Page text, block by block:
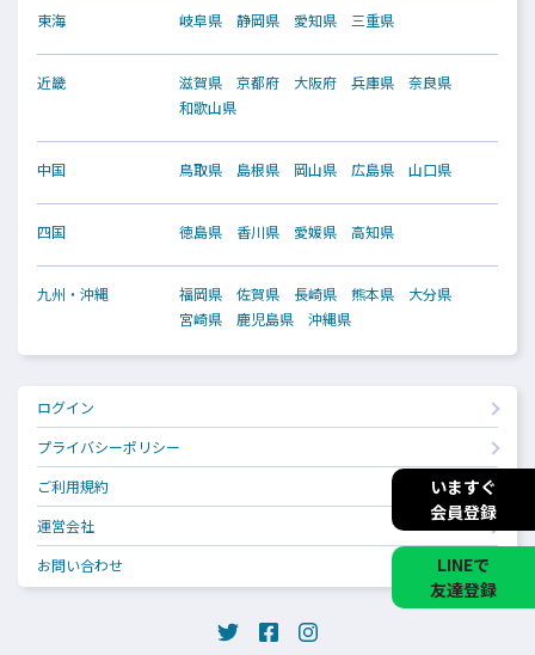
いますぐ
会員登録
LINEで
友達登録
東海 岐阜県 静岡県 愛知県 三重県
近畿 滋賀県 京都府 大阪府 兵庫県
奈良県
和歌山県
中国 鳥取県 島根県 岡山県 広島県 山口県
四国 徳島県 香川県 愛媛県 高知県
九州・沖縄 福岡県 佐賀県 長崎県 熊本県
大分県
宮崎県
鹿児島県 沖縄県
ログイン
プライバシーポリシー
ご利用規約
運営会社
お問い合わせ